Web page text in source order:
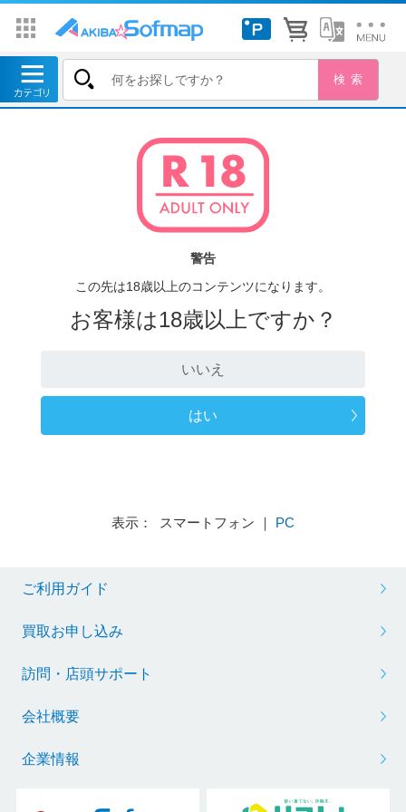
警告
この先は18歳以上のコンテンツになります。
お客様は18歳以上ですか？
いいえ
はい
表示： スマートフォン ｜ PC
ご利用ガイド
買取お申し込み
訪問・店頭サポート
会社概要
企業情報